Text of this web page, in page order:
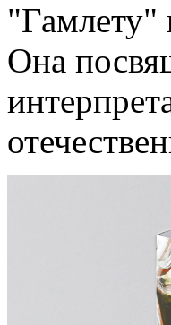
"Гамлету"
Она